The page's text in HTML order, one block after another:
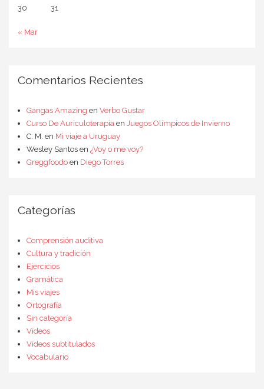
30
31
« Mar
Comentarios Recientes
Gangas Amazing en Verbo Gustar
Curso De Auriculoterapia en Juegos Olímpicos de Invierno
C. M. en Mi viaje a Uruguay
Wesley Santos en ¿Voy o me voy?
Greggfoodo en Diego Torres
Categorías
Comprensión auditiva
Cultura y tradición
Ejercicios
Gramática
Mis viajes
Ortografía
Sin categoría
Vídeos
Vídeos subtitulados
Vocabulario